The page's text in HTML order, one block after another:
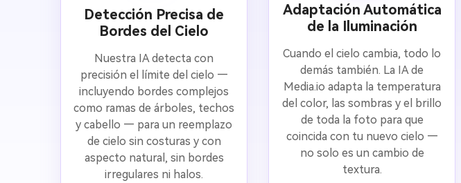
Detección Precisa de
Bordes del Cielo
Nuestra IA detecta con
precisión el límite del cielo —
incluyendo bordes complejos
como ramas de árboles, techos
y cabello — para un reemplazo
de cielo sin costuras y con
aspecto natural, sin bordes
irregulares ni halos.
Adaptación Automática
de la Iluminación
Cuando el cielo cambia, todo lo
demás también. La IA de
Media.io adapta la temperatura
del color, las sombras y el brillo
de toda la foto para que
coincida con tu nuevo cielo —
no solo es un cambio de
textura.